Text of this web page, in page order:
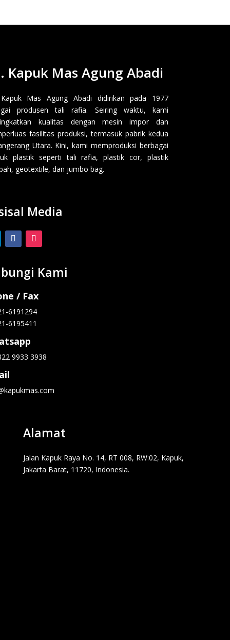
Kapuk Mas Agung Abadi
Mas Agung Abadi didirikan pada 1977
produsen tali rafia. Seiring waktu, kami
kualitas dengan mesin impor dan
fasilitas produksi, termasuk pabrik kedua
Utara. Kini, kami memproduksi berbagai
plastik seperti tali rafia, plastik cor, plastik
geotextile, dan jumbo bag.
Media
Kami
/ Fax
6191294
6195411
9933 3938
Alamat
Jalan Kapuk Raya No. 14, RT 008, RW:02, Kapuk,
Jakarta Barat, 11720, Indonesia.